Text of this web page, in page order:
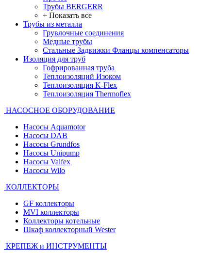
Трубы BERGERR
+ Показать все
Трубы из металла
Грувлочные соединения
Медные трубы
Стальные Задвижки Фланцы компенсаторы
Изоляция для труб
Гофрированная труба
Теплоизоляций Изоком
Теплоизоляция K-Flex
Теплоизоляция Thermoflex
НАСОСНОЕ ОБОРУДОВАНИЕ
Насосы Aquamotor
Насосы DAB
Насосы Grundfos
Насосы Unipump
Насосы Valfex
Насосы Wilo
КОЛЛЕКТОРЫ
GF коллекторы
MVI коллекторы
Коллекторы котельные
Шкаф коллекторный Wester
КРЕПЕЖ и ИНСТРУМЕНТЫ